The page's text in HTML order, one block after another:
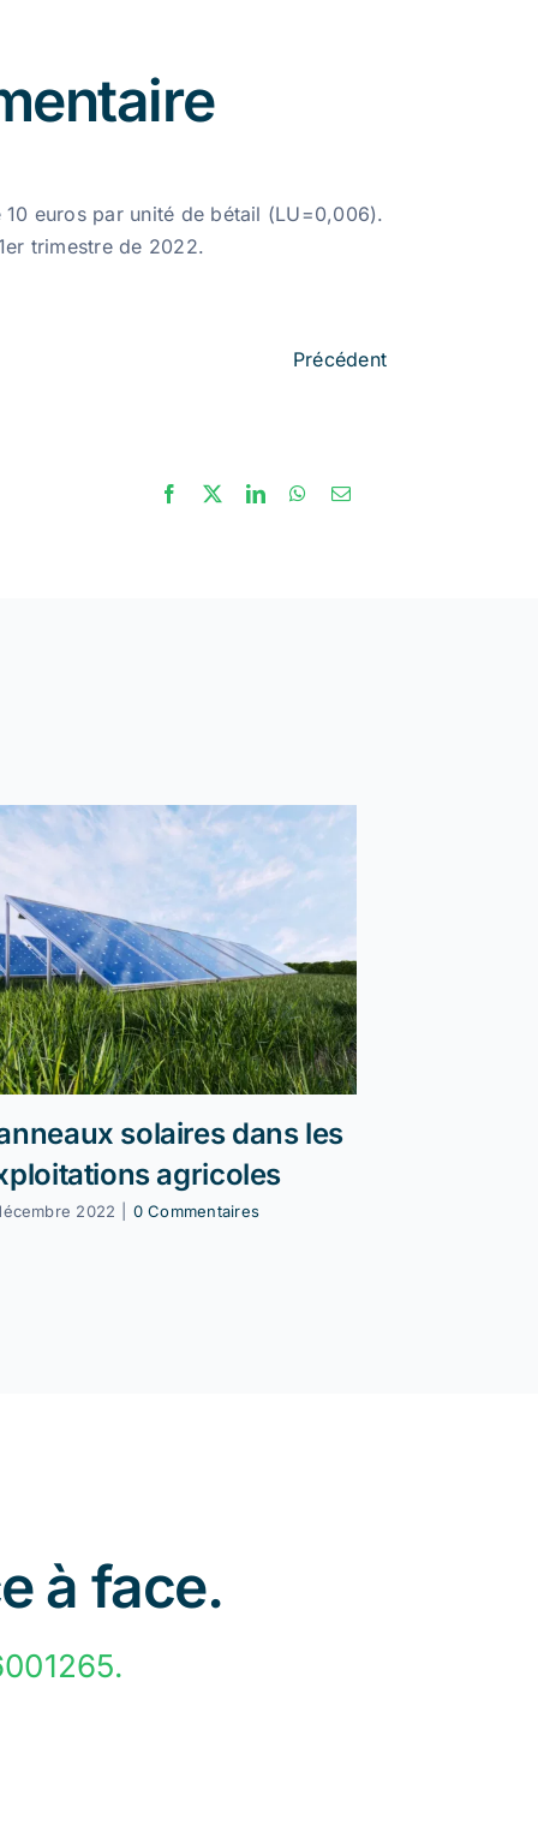
euros par unité de bétail (LU=0,006).
trimestre de 2022.
Précédent
solaires dans les
agricoles
2022 0 Commentaires
à face.